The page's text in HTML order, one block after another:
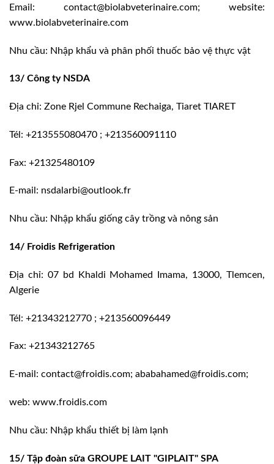
Email: contact@biolabveterinaire.com; website:
www.biolabveterinaire.com
Nhu cầu: Nhập khẩu và phân phối thuốc bảo vệ thực vật
13/ Công ty NSDA
Địa chỉ: Zone Rjel Commune Rechaiga, Tiaret TIARET
Tél: +213555080470 ; +213560091110
Fax: +21325480109
E-mail: nsdalarbi@outlook.fr
Nhu cầu: Nhập khẩu giống cây trồng và nông sản
14/ Froidis Refrigeration
Địa chỉ: 07 bd Khaldi Mohamed Imama, 13000, Tlemcen,
Algerie
Tél: +21343212770 ; +213560096449
Fax: +21343212765
E-mail: contact@froidis.com; ababahamed@froidis.com;
web: www.froidis.com
Nhu cầu: Nhập khẩu thiết bị làm lạnh
15/ Tập đoàn sữa GROUPE LAIT "GIPLAIT" SPA